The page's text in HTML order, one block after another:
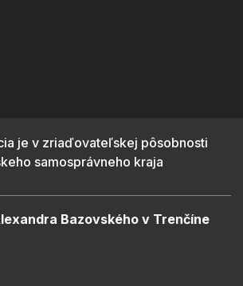
je v zriaďovateľskej pôsobnosti
samosprávneho kraja
Bazovského v Trenčíne